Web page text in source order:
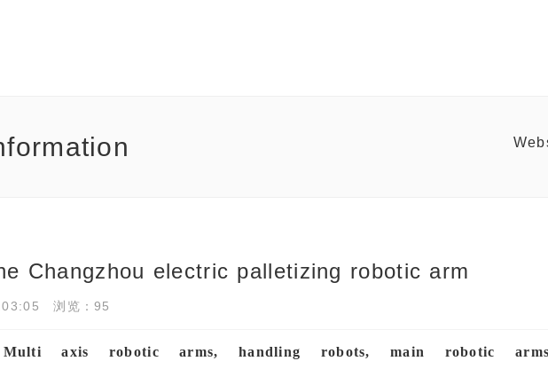
Changzhou electric palletizing robotic arm
浏览：95
Multi axis robotic arms, handling robots, main robotic